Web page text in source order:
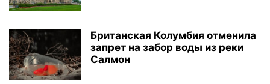
Британская Колумбия отменила
запрет на забор воды из реки
Салмон